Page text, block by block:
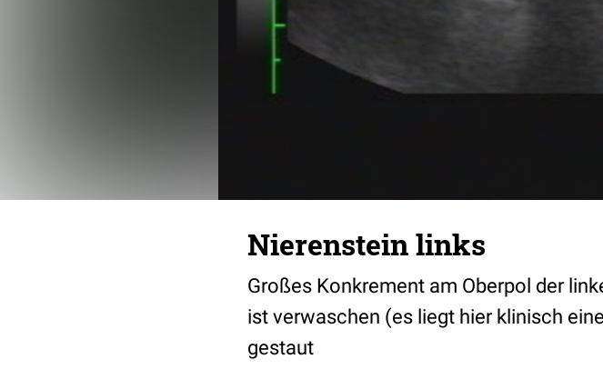
Nierenstein links
Großes Konkrement am Oberpol der
ist verwaschen (es liegt hier klinisch
gestaut